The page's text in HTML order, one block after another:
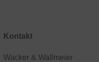
Kontakt
Wacker & Wallmeier